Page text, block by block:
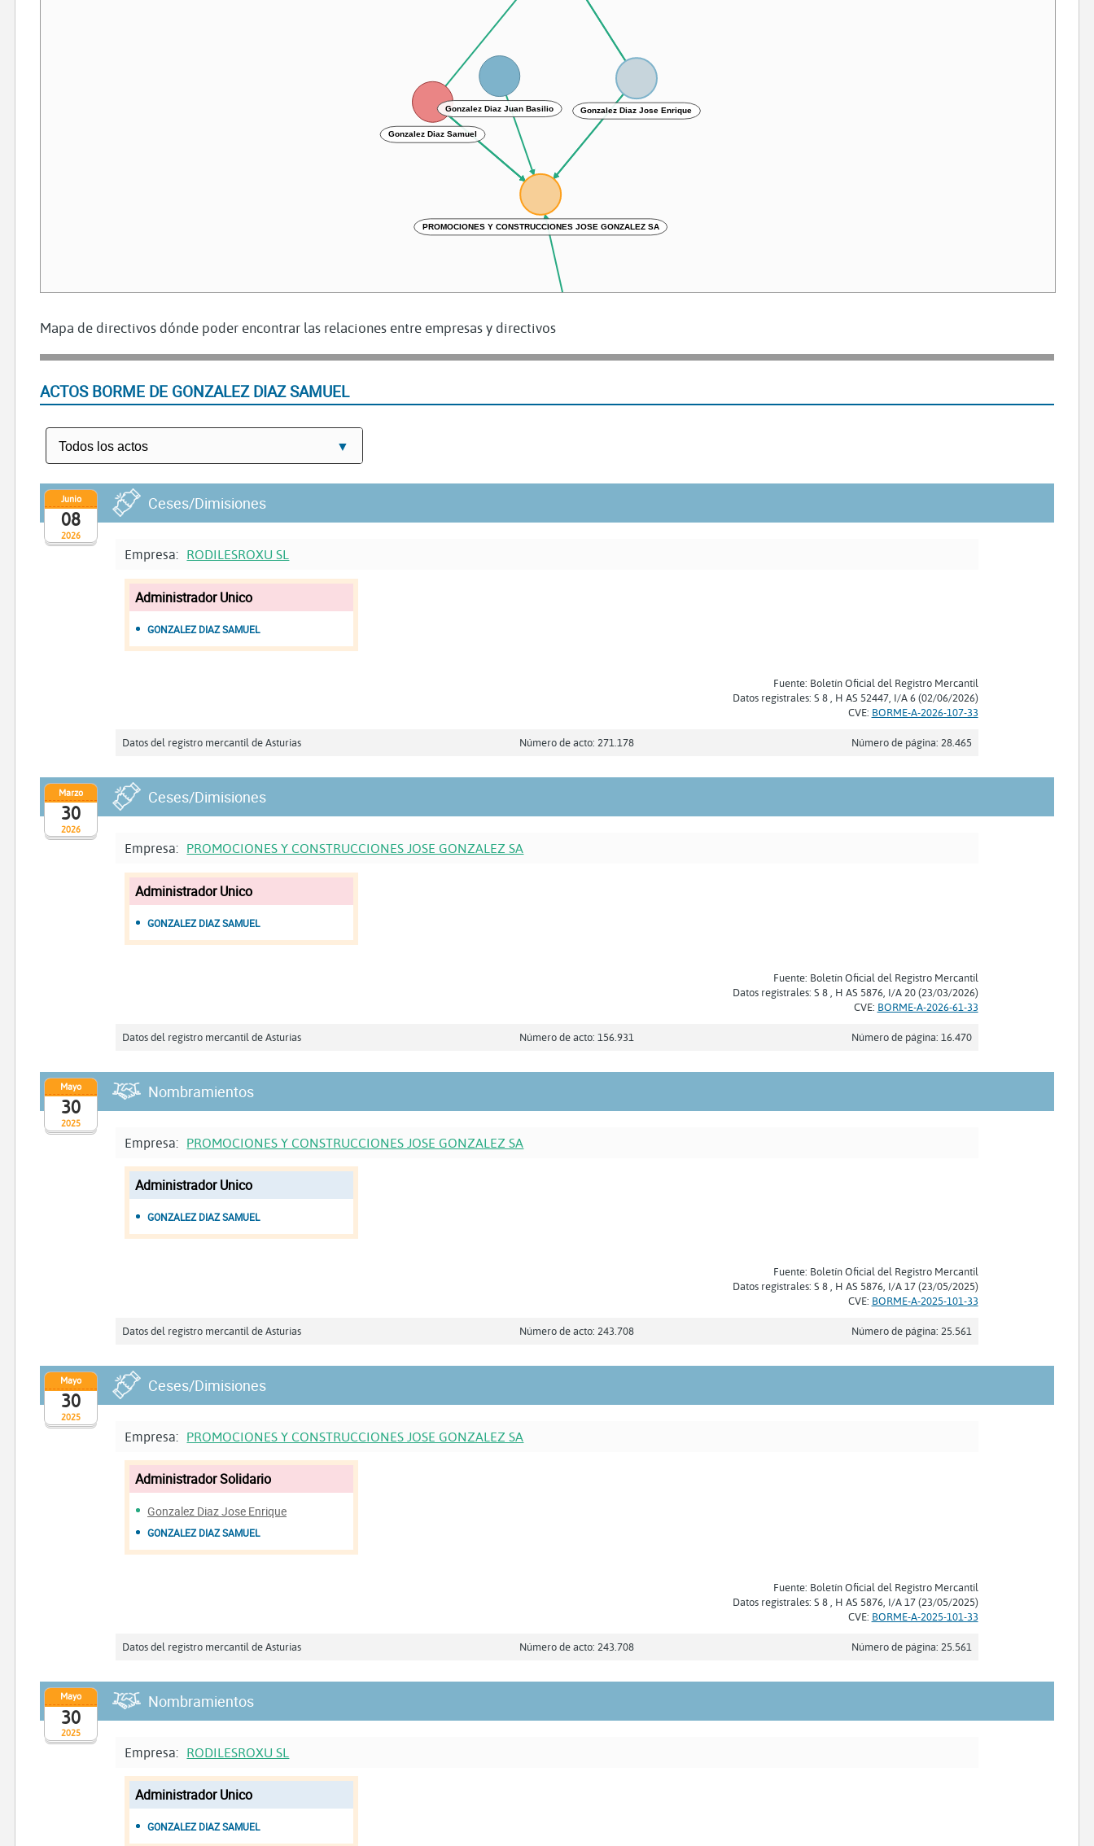
PROMOCIONES Y CONSTRUCCIONES JOSE GONZALEZ SA
Gonzalez Diaz Samuel
Gonzalez Diaz Jose Enrique
Gonzalez Gonzalez Jose
Gonzalez Diaz Juan Basilio
Mapa de directivos dónde poder encontrar las relaciones entre empresas y directivos
ACTOS BORME DE GONZALEZ DIAZ SAMUEL
2026
Junio
08
Ceses/Dimisiones
Empresa: RODILESROXU SL
Administrador Unico
GONZALEZ DIAZ SAMUEL
Fuente: Boletín Oficial del Registro Mercantil
Datos registrales: S 8 , H AS 52447, I/A 6 (02/06/2026)
CVE: BORME-A-2026-107-33
Datos del registro mercantil de Asturias Número de acto: 271.178 Número de página: 28.465
2026
Marzo
30
Ceses/Dimisiones
Empresa: PROMOCIONES Y CONSTRUCCIONES JOSE GONZALEZ SA
Administrador Unico
GONZALEZ DIAZ SAMUEL
Fuente: Boletín Oficial del Registro Mercantil
Datos registrales: S 8 , H AS 5876, I/A 20 (23/03/2026)
CVE: BORME-A-2026-61-33
Datos del registro mercantil de Asturias Número de acto: 156.931 Número de página: 16.470
2025
Mayo
30
Nombramientos
Empresa: PROMOCIONES Y CONSTRUCCIONES JOSE GONZALEZ SA
Administrador Unico
GONZALEZ DIAZ SAMUEL
Fuente: Boletín Oficial del Registro Mercantil
Datos registrales: S 8 , H AS 5876, I/A 17 (23/05/2025)
CVE: BORME-A-2025-101-33
Datos del registro mercantil de Asturias Número de acto: 243.708 Número de página: 25.561
2025
Mayo
30
Ceses/Dimisiones
Empresa: PROMOCIONES Y CONSTRUCCIONES JOSE GONZALEZ SA
Administrador Solidario
Gonzalez Diaz Jose Enrique
GONZALEZ DIAZ SAMUEL
Fuente: Boletín Oficial del Registro Mercantil
Datos registrales: S 8 , H AS 5876, I/A 17 (23/05/2025)
CVE: BORME-A-2025-101-33
Datos del registro mercantil de Asturias Número de acto: 243.708 Número de página: 25.561
2025
Mayo
30
Nombramientos
Empresa: RODILESROXU SL
Administrador Unico
GONZALEZ DIAZ SAMUEL